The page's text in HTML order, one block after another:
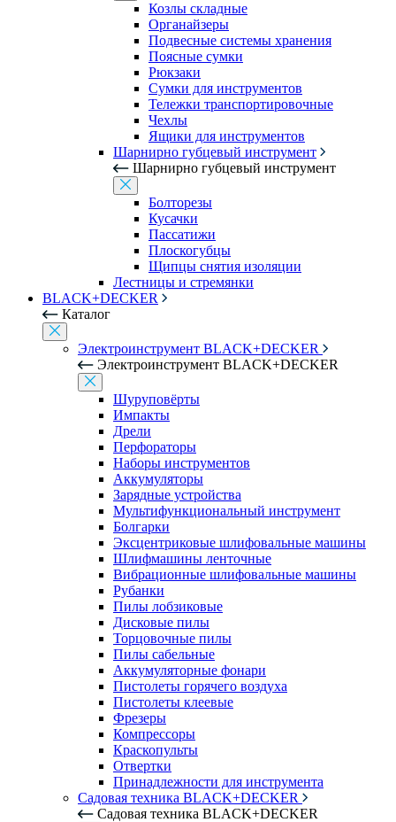
Козлы складные
Органайзеры
Подвесные системы хранения
Поясные сумки
Рюкзаки
Сумки для инструментов
Тележки транспортировочные
Чехлы
Ящики для инструментов
Шарнирно губцевый инструмент
Шарнирно губцевый инструмент
Болторезы
Кусачки
Пассатижи
Плоскогубцы
Щипцы снятия изоляции
Лестницы и стремянки
BLACK+DECKER
Каталог
Электроинструмент BLACK+DECKER
Электроинструмент BLACK+DECKER
Шуруповёрты
Импакты
Дрели
Перфораторы
Наборы инструментов
Аккумуляторы
Зарядные устройства
Мультифункциональный инструмент
Болгарки
Эксцентриковые шлифовальные машины
Шлифмашины ленточные
Вибрационные шлифовальные машины
Рубанки
Пилы лобзиковые
Дисковые пилы
Торцовочные пилы
Пилы сабельные
Аккумуляторные фонари
Пистолеты горячего воздуха
Пистолеты клеевые
Фрезеры
Компрессоры
Краскопульты
Отвертки
Принадлежности для инструмента
Садовая техника BLACK+DECKER
Садовая техника BLACK+DECKER